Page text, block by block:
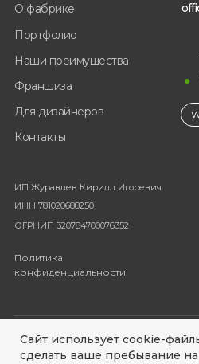
Сайт использует cookie-
сделать ваше пребывание
О фабрике
Портфолио
Наши преимущества
Франшиза
Контакты
ИП Журавлев Кирилл Игоревич
ИНН 781020688250
ОГРНИП 320784700076352
© 2023-2025 Фабрика мебели Divankin
Политика
конфиденциальности
Разработка сайта
Для дизайнеров